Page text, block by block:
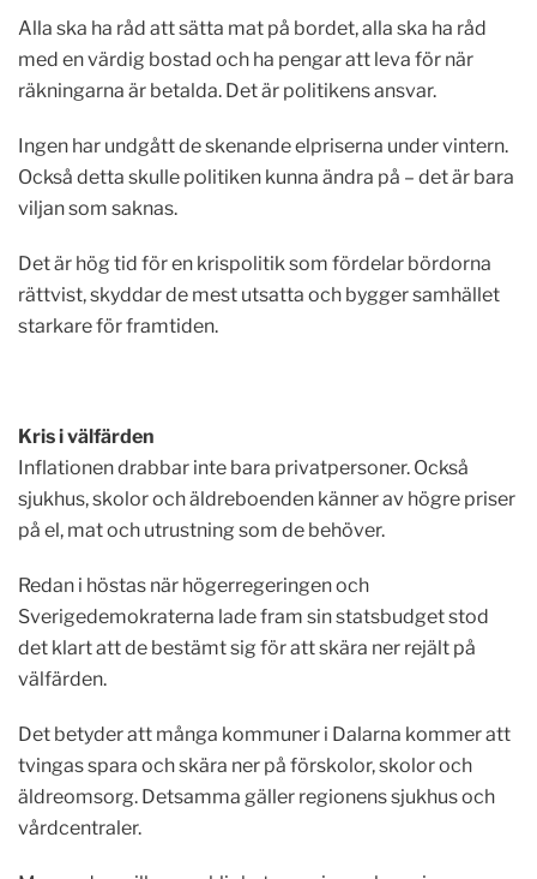
Alla ska ha råd att sätta mat på bordet, alla ska ha råd
med en värdig bostad och ha pengar att leva för när
räkningarna är betalda. Det är politikens ansvar.
Ingen har undgått de skenande elpriserna under vintern.
Också detta skulle politiken kunna ändra på – det är bara
viljan som saknas.
Det är hög tid för en krispolitik som fördelar bördorna
rättvist, skyddar de mest utsatta och bygger samhället
starkare för framtiden.
Kris i välfärden
Inflationen drabbar inte bara privatpersoner. Också
sjukhus, skolor och äldreboenden känner av högre priser
på el, mat och utrustning som de behöver.
Redan i höstas när högerregeringen och
Sverigedemokraterna lade fram sin statsbudget stod
det klart att de bestämt sig för att skära ner rejält på
välfärden.
Det betyder att många kommuner i Dalarna kommer att
tvingas spara och skära ner på förskolor, skolor och
äldreomsorg. Detsamma gäller regionens sjukhus och
vårdcentraler.